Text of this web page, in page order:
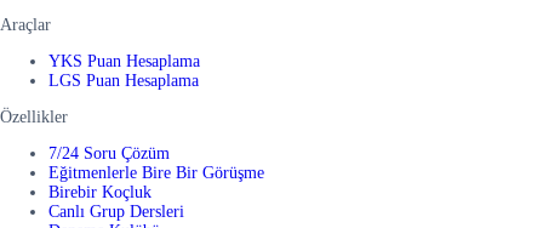
Araçlar
YKS Puan Hesaplama
LGS Puan Hesaplama
Özellikler
7/24 Soru Çözüm
Eğitmenlerle Bire Bir Görüşme
Birebir Koçluk
Canlı Grup Dersleri